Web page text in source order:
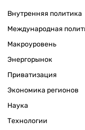
Внутренняя политика
Международная
Макроуровень
Энергорынок
Приватизация
Экономика регионов
Наука
Технологии